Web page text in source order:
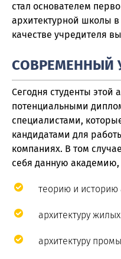
стал основателем
архитектурной школы
качестве учредителя
СОВРЕМЕННЫЙ
Сегодня студенты этой
потенциальными
специалистами,
кандидатами для
компаниях. В том
себя данную
теорию и историю
архитектуру
архитектуру